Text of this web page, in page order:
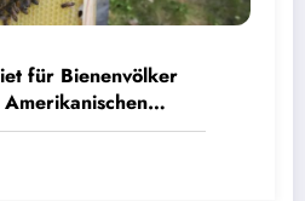
für Bienenvölker